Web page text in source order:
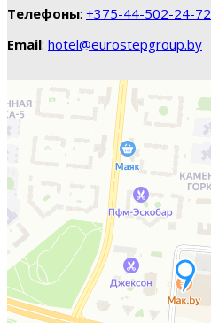
Телефоны: +375-44-502-24-72
Email: hotel@eurostepgroup.by